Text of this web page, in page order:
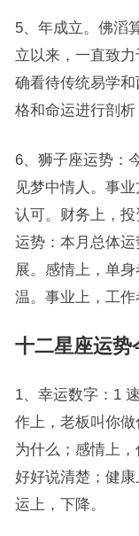
5、年成立。佛滔
立以来，一直致
确看待传统易学
格和命运进行剖析
6、狮子座运势：
见梦中情人。事
认可。财务上，
运势：本月总体
展。感情上，单
温。事业上，工作
十二星座运势
1、幸运数字：1
作上，老板叫你
为什么；感情上
好好说清楚；健
运上，下降。